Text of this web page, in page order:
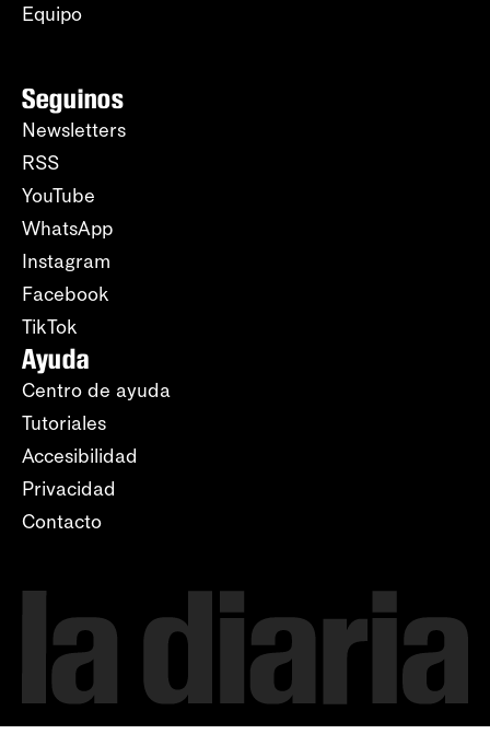
Equipo
Seguinos
Newsletters
RSS
YouTube
WhatsApp
Instagram
Facebook
TikTok
Ayuda
Centro de ayuda
Tutoriales
Accesibilidad
Privacidad
Contacto